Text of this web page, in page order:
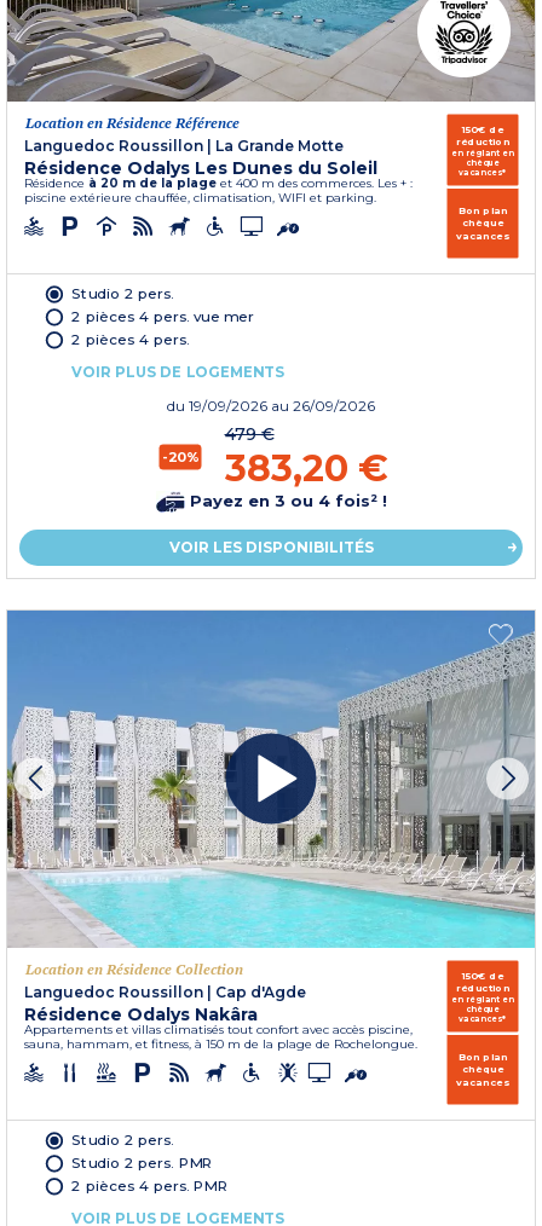
Location en Résidence Référence
Languedoc Roussillon
La Grande Motte
Résidence Odalys Les Dunes du Soleil
Résidence à 20 m de la plage et 400 m des commerces. Les + :
piscine extérieure chauffée, climatisation, WIFI et parking.
150€ de
réduction
en réglant en
chèque
vacances*
Bon plan
chèque
vacances
Studio 2 pers.
2 pièces 4 pers. vue mer
2 pièces 4 pers.
VOIR PLUS DE LOGEMENTS
du 19/09/2026 au 26/09/2026
-20%
479 €
383,20 €
Payez en 3 ou 4 fois² !
VOIR LES DISPONIBILITÉS
Location en Résidence Collection
Languedoc Roussillon | Cap d'Agde
Résidence Odalys Nakâra
Appartements et villas climatisés tout confort avec accès piscine,
sauna, hammam, et fitness, à 150 m de la plage de Rochelongue.
150€ de
réduction
en réglant en
chèque
vacances*
Bon plan
chèque
vacances
Studio 2 pers.
Studio 2 pers. PMR
2 pièces 4 pers. PMR
VOIR PLUS DE LOGEMENTS